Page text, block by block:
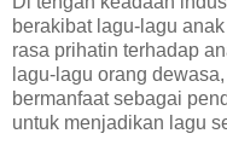
berakibat lagu-lagu
rasa prihatin terhadap
lagu-lagu orang
bermanfaat sebagai
untuk menjadikan lagu